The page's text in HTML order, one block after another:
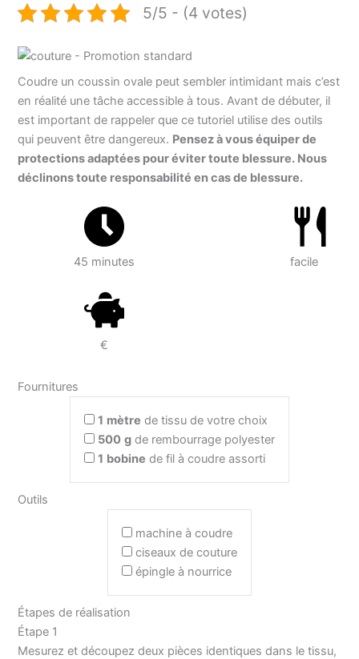
5/5 - (4 votes)
Coudre un coussin ovale peut sembler intimidant mais c’est
en réalité une tâche accessible à tous. Avant de débuter, il
est important de rappeler que ce tutoriel utilise des outils
qui peuvent être dangereux. Pensez à vous équiper de
protections adaptées pour éviter toute blessure. Nous
déclinons toute responsabilité en cas de blessure.
45 minutes facile
€
Fournitures
1 mètre de tissu de votre choix
500 g de rembourrage polyester
1 bobine de fil à coudre assorti
Outils
machine à coudre
ciseaux de couture
épingle à nourrice
Étapes de réalisation
Étape 1
Mesurez et découpez deux pièces identiques dans le tissu,